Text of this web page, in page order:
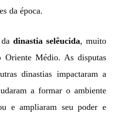
da época.
dinastia selêucida, muito
Oriente Médio. As disputas
dinastias impactaram a
a formar o ambiente
e ampliaram seu poder e